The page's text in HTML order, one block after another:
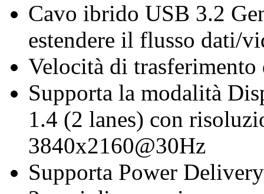
Cavo ibrido USB 3.2
estendere il flusso dati/
Velocità di
Supporta la modalità
1.4 (2 lanes) con
3840x2160@30Hz
Supporta Power